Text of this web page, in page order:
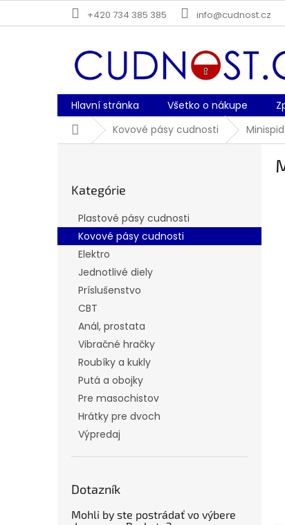
+420 734 385 385 info@cudnost.cz
Hlavní stránka Všetko o nákupe
DomovKovové pásy cudnosti
p
a
kategórie
Kategórie
Plastové pásy cudnosti
Kovové pásy cudnosti
Elektro
Jednotlivé diely
Príslušenstvo
CBT
Anál, prostata
Vibračné hračky
Roubíky a kukly
Putá a obojky
Pre masochistov
Hrátky pre dvoch
Výpredaj
Dotazník
Mohli by ste postrádať vo výbere